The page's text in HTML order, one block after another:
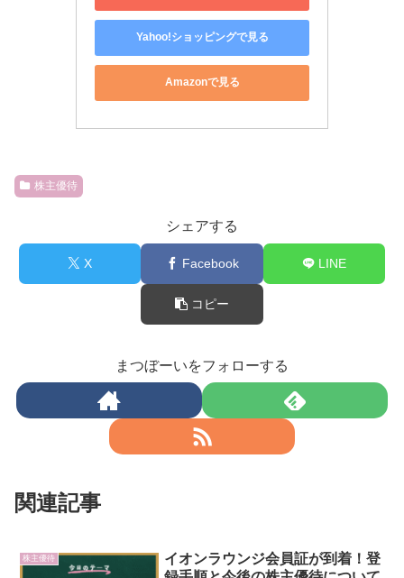
Yahoo!ショッピングで見る
Amazonで見る
株主優待
シェアする
X Facebook LINE
コピー
まつぼーいをフォローする
関連記事
株主優待
イオンラウンジ会員証が到着！登